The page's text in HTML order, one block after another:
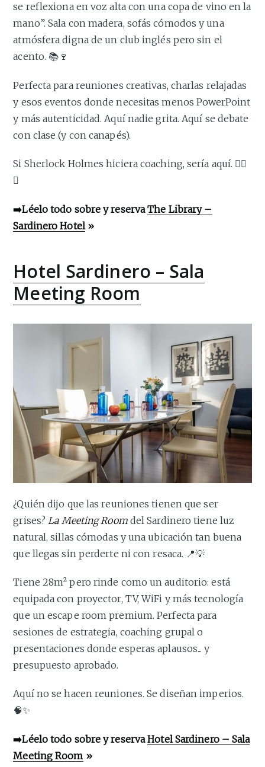
se reflexiona en voz alta con una copa de vino en la
mano”. Sala con madera, sofás cómodos y una
atmósfera digna de un club inglés pero sin el
acento. 📚🍷
Perfecta para reuniones creativas, charlas relajadas
y esos eventos donde necesitas menos PowerPoint
y más autenticidad. Aquí nadie grita. Aquí se debate
con clase (y con canapés).
Si Sherlock Holmes hiciera coaching, sería aquí. 🕵️‍♂️
🧠
➡️Léelo todo sobre y reservaThe Library –
Sardinero Hotel»
Hotel Sardinero – Sala
Meeting Room
¿Quién dijo que las reuniones tienen que ser
grises? La Meeting Roomdel Sardinero tiene luz
natural, sillas cómodas y una ubicación tan buena
que llegas sin perderte ni con resaca. 📍💡
Tiene 28m² pero rinde como un auditorio: está
equipada con proyector, TV, WiFi y más tecnología
que un escape room premium. Perfecta para
sesiones de estrategia, coaching grupal o
presentaciones donde esperas aplausos... y
presupuesto aprobado.
Aquí no se hacen reuniones. Se diseñan imperios.
🧠✨
➡️Léelo todo sobre y reservaHotel Sardinero – Sala
Meeting Room »